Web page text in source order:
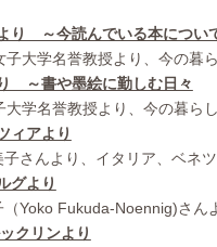
り ～今読んでいる本につい
大学名誉教授より、今の暮
～書や墨絵に勤しむ日々
学名誉教授より、今の暮ら
ィアより
さんより、イタリア、ベネ
グより
Yoko Fukuda-Noennig)さん
クリンより